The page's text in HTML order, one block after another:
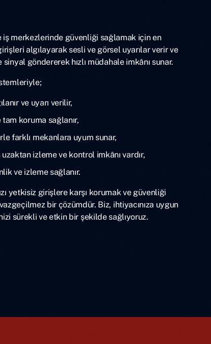
iş merkezlerinde güvenliği sağlamak için en
algılayarak sesli ve görsel uyarılar verir ve
göndererek hızlı müdahale imkânı sunar.
ve uyarı verilir,
koruma sağlanır,
farklı mekanlara uyum sunar,
izleme ve kontrol imkânı vardır,
ve izleme sağlanır.
yetkisiz girişlere karşı korumak ve güvenliği
bir çözümdür. Biz, ihtiyacınıza uygun
sürekli ve etkin bir şekilde sağlıyoruz.